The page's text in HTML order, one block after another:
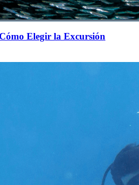
Elegir la Excursión